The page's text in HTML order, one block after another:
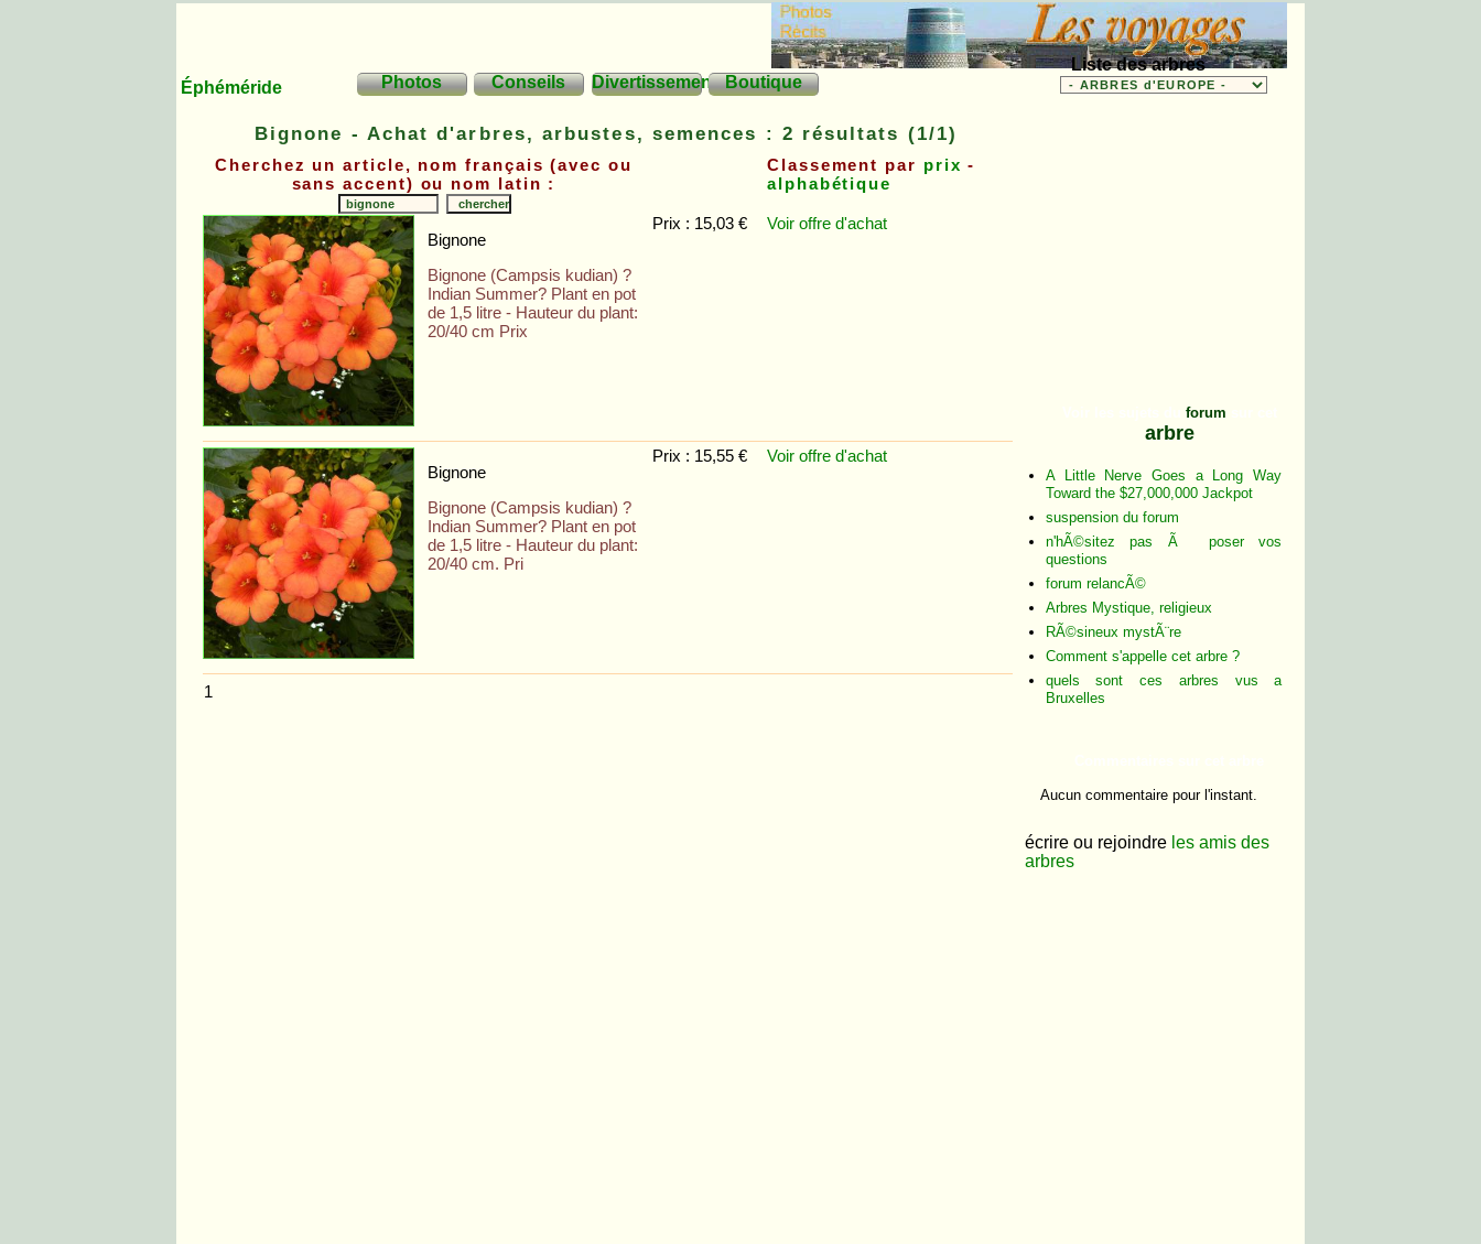
Éphéméride Photos Conseils DivertissementsBoutique
Liste des arbres
Bignone - Achat d'arbres, arbustes, semences : 2 résultats (1/1)
Cherchez un article, nom français (avec ou
sans accent) ou nom latin :
Classement par prix -
alphabétique
Bignone
Bignone (Campsis kudian) ?
Indian Summer? Plant en pot
de 1,5 litre - Hauteur du plant:
20/40 cm Prix
Prix : 15,03 € Voir offre d'achat
Bignone
Bignone (Campsis kudian) ?
Indian Summer? Plant en pot
de 1,5 litre - Hauteur du plant:
20/40 cm. Pri
Prix : 15,55 € Voir offre d'achat
1
forum
arbre
A Little Nerve Goes a Long Way
Toward the $27,000,000 Jackpot
suspension du forum
n'hÃ©sitez pas Ã poser vos
questions
forum relancÃ©
Arbres Mystique, religieux
RÃ©sineux mystÃ¨re
Comment s'appelle cet arbre ?
quels sont ces arbres vus a
Bruxelles
Aucun commentaire pour l'instant.
écrire ou rejoindre les amis des
arbres